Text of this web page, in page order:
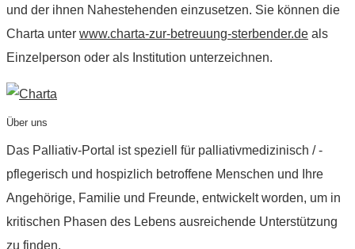
und der ihnen Nahestehenden einzusetzen. Sie können die
Charta unter www.charta-zur-betreuung-sterbender.de als
Einzelperson oder als Institution unterzeichnen.
Über uns
Das Palliativ-Portal ist speziell für palliativmedizinisch / -
pflegerisch und hospizlich betroffene Menschen und Ihre
Angehörige, Familie und Freunde, entwickelt worden, um in
kritischen Phasen des Lebens ausreichende Unterstützung
zu finden.